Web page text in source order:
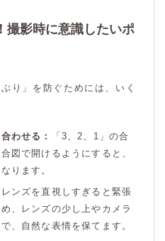
撮影時に意識したいポ
り」を防ぐためには、いく
わせる：
「3、2、1」の合
図で開けるようにすると、
ります。
レンズを直視しすぎると緊張
、レンズの少し上やカメラ
、自然な表情を保てます。